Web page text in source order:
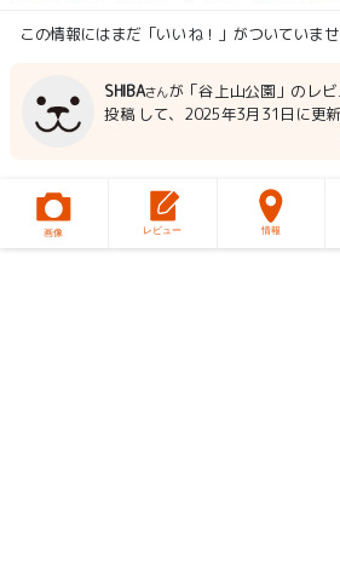
この情報にはまだ「いいね！」がついていませ
SHIBAさんが「谷上山公園」のレ
投稿 して、2025年3月31日に更新
画像 レビュー 情報